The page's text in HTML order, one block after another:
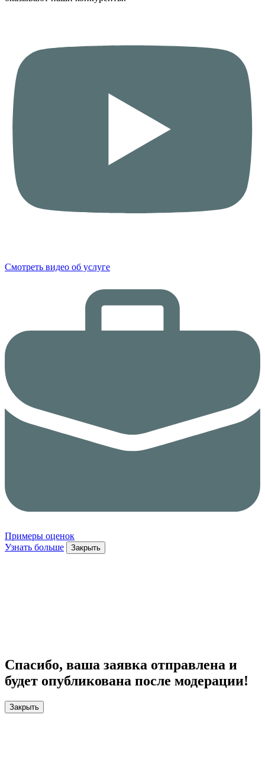
Смотреть видео об услуге
Примеры оценок
Узнать больше
Закрыть
Спасибо, ваша заявка отправлена и
будет опубликована после модерации!
Закрыть